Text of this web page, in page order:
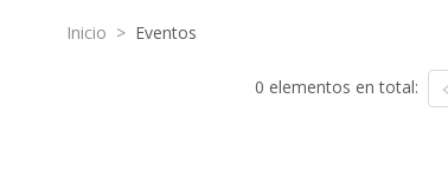
Inicio > Eventos
0 elementos en total: